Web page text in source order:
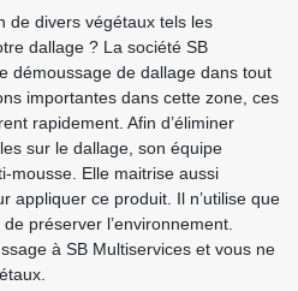
de divers végétaux tels les
dallage ? La société SB
démoussage de dallage dans tout
importantes dans cette zone, ces
rapidement. Afin d’éliminer
sur le dallage, son équipe
mousse. Elle maitrise aussi
appliquer ce produit. Il n’utilise que
préserver l’environnement.
à SB Multiservices et vous ne